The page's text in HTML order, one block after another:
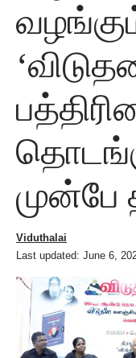
முன்பே
Last updated: June 6,
Viduthalai